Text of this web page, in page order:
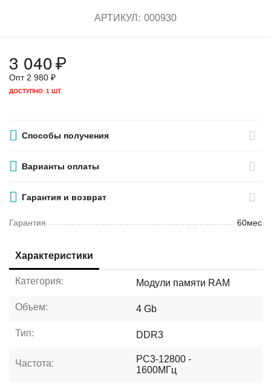
АРТИКУЛ: 000930
3 040₽
Опт 2 980 ₽
ДОСТУПНО:1 ШТ.
Способы получения
Варианты оплаты
Гарантия и возврат
Гарантия 60мес
Характеристики
Категория: Модули памяти RAM
Объем: 4 Gb
Тип: DDR3
Частота:
PC3-12800 -
1600МГц